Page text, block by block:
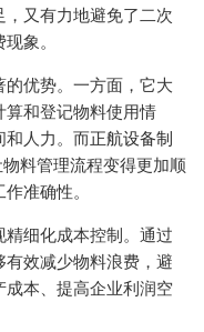
又有力地避免了二次
象。
优势。一方面，它大
算和登记物料使用情
和人力。而正航设备制
料管理流程变得更加顺
准确性。
精细化成本控制。通过
效减少物料浪费，避
成本、提高企业利润空